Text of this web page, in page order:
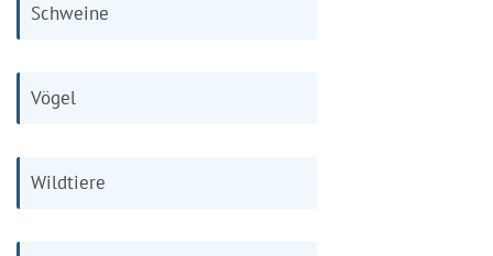
Schweine
Vögel
Wildtiere